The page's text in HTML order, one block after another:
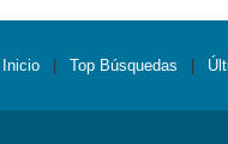
Inicio Top Búsquedas